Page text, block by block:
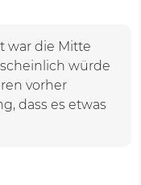
war die Mitte
würde
vorher
dass es etwas